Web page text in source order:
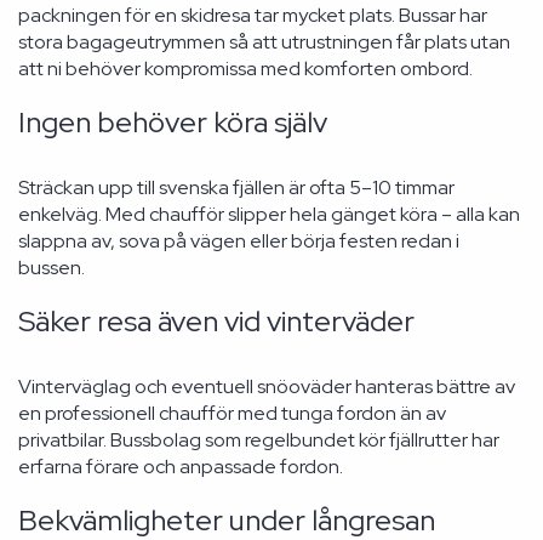
packningen för en skidresa tar mycket plats. Bussar har
stora bagageutrymmen så att utrustningen får plats utan
att ni behöver kompromissa med komforten ombord.
Ingen behöver köra själv
Sträckan upp till svenska fjällen är ofta 5–10 timmar
enkelväg. Med chaufför slipper hela gänget köra – alla kan
slappna av, sova på vägen eller börja festen redan i
bussen.
Säker resa även vid vinterväder
Vinterväglag och eventuell snöoväder hanteras bättre av
en professionell chaufför med tunga fordon än av
privatbilar. Bussbolag som regelbundet kör fjällrutter har
erfarna förare och anpassade fordon.
Bekvämligheter under långresan